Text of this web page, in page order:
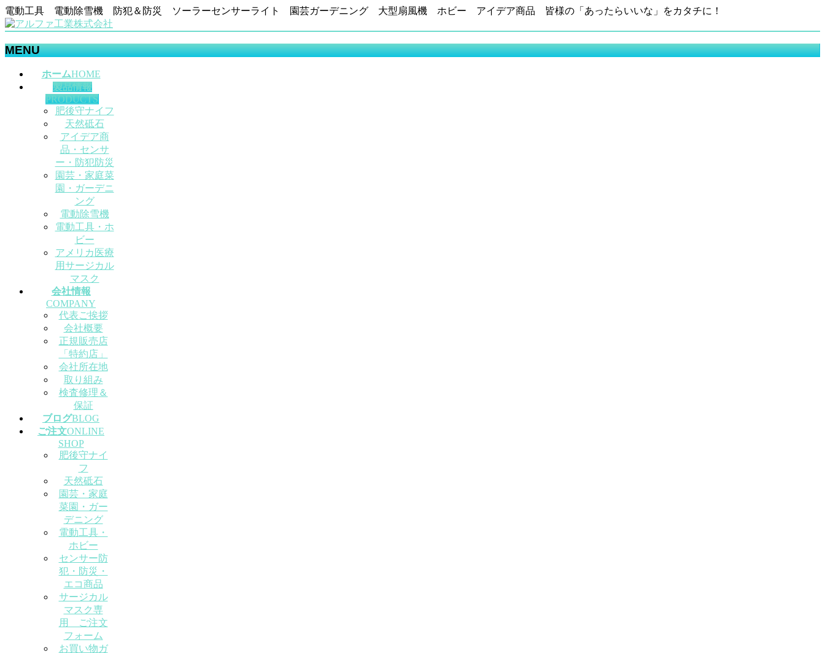
電動工具 電動除雪機 防犯＆防災 ソーラーセンサーライト 園芸ガーデニング 大型扇風機 ホビー アイデア商品 皆様の「あったらいいな」をカタチに！
MENU
ホームHOME
製品情報
PRODUCTS
肥後守ナイフ
天然砥石
アイデア商
品・センサ
ー・防犯防災
園芸・家庭菜
園・ガーデニ
ング
電動除雪機
電動工具・ホ
ビー
アメリカ医療
用サージカル
マスク
会社情報
COMPANY
代表ご挨拶
会社概要
正規販売店
「特約店」
会社所在地
取り組み
検査修理＆
保証
ブログBLOG
ご注文ONLINE
SHOP
肥後守ナイ
フ
天然砥石
園芸・家庭
菜園・ガー
デニング
電動工具・
ホビー
センサー防
犯・防災・
エコ商品
サージカル
マスク専
用 ご注文
フォーム
お買い物ガ